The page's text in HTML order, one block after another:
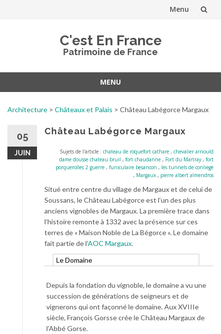
Menu
C'est En France
Patrimoine de France
MENU
Architecture > Châteaux et Palais > Château Labégorce Margaux
05
JUIN
Château Labégorce Margaux
Sujets de l'article : chateau de roquefort cathare , chevalier arnould
dame dousse chateau bruil , fort chaudanne , Fort du Martray , fort
porquerolles 2 guerre , funiculaire besancon , les tunnels de conliege
, Margaux , pierre albert almendros
Situé entre centre du village de Margaux et de celui de
Soussans, le Château Labégorce est l’un des plus
anciens vignobles de Margaux. La première trace dans
l’histoire remonte à 1332 avec la présence sur ces
terres de « Maison Noble de La Bégorce ». Le domaine
fait partie de l’AOC Margaux.
Le Domaine
Depuis la fondation du vignoble, le domaine a vu une
succession de générations de seigneurs et de
vignerons qui ont façonné le domaine. Aux XVIIIe
siècle, François Gorsse crée le Château Margaux de
l’Abbé Gorse.